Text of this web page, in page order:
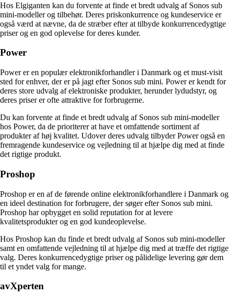
Hos Elgiganten kan du forvente at finde et bredt udvalg af Sonos sub
mini-modeller og tilbehør. Deres priskonkurrence og kundeservice er
også værd at nævne, da de stræber efter at tilbyde konkurrencedygtige
priser og en god oplevelse for deres kunder.
Power
Power er en populær elektronikforhandler i Danmark og et must-visit
sted for enhver, der er på jagt efter Sonos sub mini. Power er kendt for
deres store udvalg af elektroniske produkter, herunder lydudstyr, og
deres priser er ofte attraktive for forbrugerne.
Du kan forvente at finde et bredt udvalg af Sonos sub mini-modeller
hos Power, da de prioriterer at have et omfattende sortiment af
produkter af høj kvalitet. Udover deres udvalg tilbyder Power også en
fremragende kundeservice og vejledning til at hjælpe dig med at finde
det rigtige produkt.
Proshop
Proshop er en af de førende online elektronikforhandlere i Danmark og
en ideel destination for forbrugere, der søger efter Sonos sub mini.
Proshop har opbygget en solid reputation for at levere
kvalitetsprodukter og en god kundeoplevelse.
Hos Proshop kan du finde et bredt udvalg af Sonos sub mini-modeller
samt en omfattende vejledning til at hjælpe dig med at træffe det rigtige
valg. Deres konkurrencedygtige priser og pålidelige levering gør dem
til et yndet valg for mange.
avXperten